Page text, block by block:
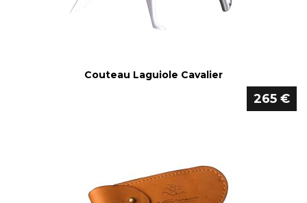
Couteau Laguiole Cavalier
265 €